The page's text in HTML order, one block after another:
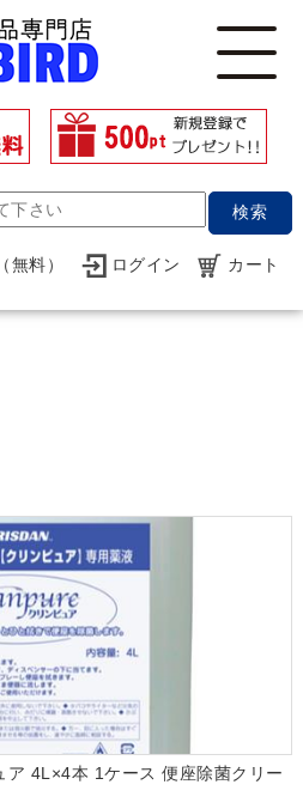
検索
無料） ログイン カート
ア 4L×4本 1ケース 便座除菌クリー